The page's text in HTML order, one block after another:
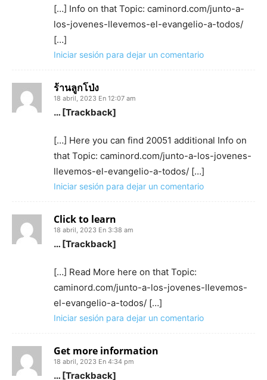
[…] Info on that Topic: caminord.com/junto-a-
los-jovenes-llevemos-el-evangelio-a-todos/
[…]
Iniciar sesión para dejar un comentario
ร้านลูกโป่ง
18 abril, 2023 En 12:07 am
… [Trackback]
[…] Here you can find 20051 additional Info on
that Topic: caminord.com/junto-a-los-jovenes-
llevemos-el-evangelio-a-todos/ […]
Iniciar sesión para dejar un comentario
Click to learn
18 abril, 2023 En 3:38 am
… [Trackback]
[…] Read More here on that Topic:
caminord.com/junto-a-los-jovenes-llevemos-
el-evangelio-a-todos/ […]
Iniciar sesión para dejar un comentario
Get more information
18 abril, 2023 En 4:34 pm
… [Trackback]